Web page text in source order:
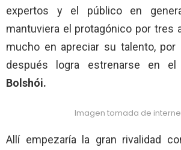
expertos y el público en
mantuviera el protagónico por tres
mucho en apreciar su talento,
después logra estrenarse en
Bolshói.
Imagen tomada de
Allí empezaría la gran rivalidad